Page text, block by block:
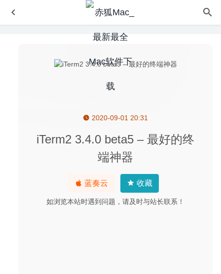
2020-09-01 20:31
iTerm2 3.4.0 beta5 – 最好的终
端神器
蓝奏云 收藏
如浏览本站时遇到问题，请及时与站长联系！
EverWeb 3.2 for Mac中文版-可视化的网页设计工具
Microsoft Office 2019 16.34 for Mac中文破解版
2020-02-
Adobe Premiere Pro 2020 14.3.1 中文版-专业的视频编辑
Get Backup Pro 3.5.2 – 非常优秀的Mac备份软件
2020-04-